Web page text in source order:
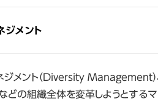
ジメント
ジメント（Diversity Management
どの組織全体を変革しようとするマ